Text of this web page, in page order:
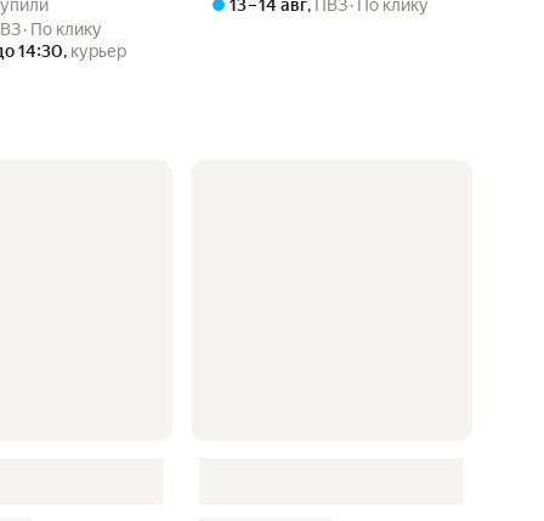
По клику
14:30, курьер
13 – 14 авг, ПВЗ По клику